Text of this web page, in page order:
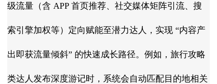
级流量（含 APP 首页推荐、社交媒体矩阵引流、搜
索引擎加权等）定向赋能至潜力达人，实现 “内容产
出即获流量倾斜” 的快速成长路径。例如，旅行攻略
类达人发布深度游记时，系统会自动匹配目的地相关